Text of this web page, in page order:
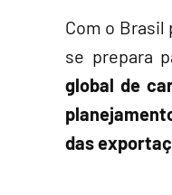
Com o
se prepara
global de
das